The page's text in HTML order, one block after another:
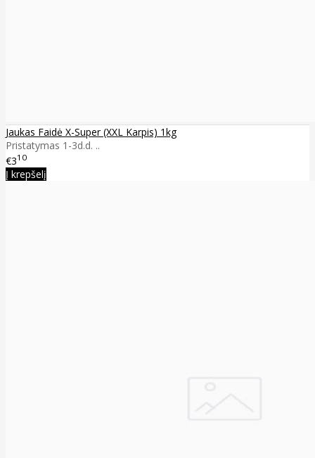
Jaukas Faidė X-Super (XXL Karpis) 1kg
Pristatymas 1-3d.d. ..
€310
Į krepšelį